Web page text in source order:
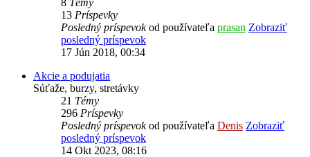
13 Príspevky
Posledný príspevokod používateľa prasan Zobraziť
posledný príspevok
17 Jún 2018, 00:34
Akcie a podujatia
Súťaže, burzy, stretávky
21 Témy
296 Príspevky
Posledný príspevokod používateľa Denis Zobraziť
posledný príspevok
14 Okt 2023, 08:16